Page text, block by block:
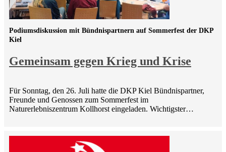
Gemeinsam gegen Krieg und Krise
Podiumsdiskussion mit Bündnispartnern auf Sommerfest der DKP
Kiel
Für Sonntag, den 26. Juli hatte die DKP Kiel Bündnispartner,
Freunde und Genossen zum Sommerfest im
Naturerlebniszentrum Kollhorst eingeladen. Wichtigster…